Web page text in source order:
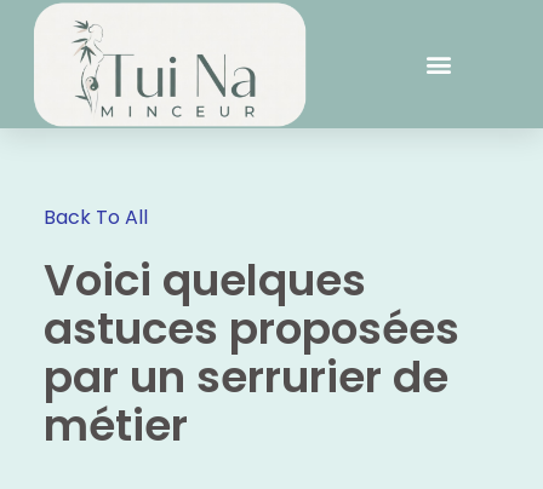
Back To All
Voici quelques
astuces proposées
par un serrurier de
métier